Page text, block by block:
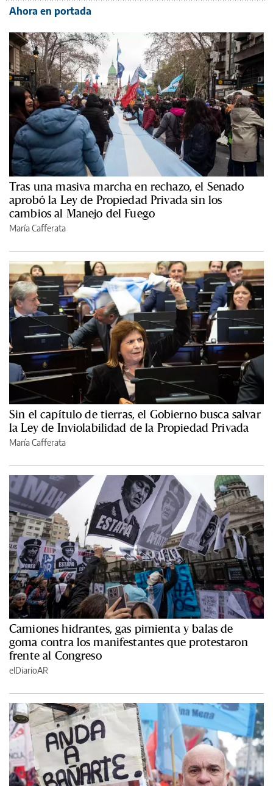
Ahora en portada
Tras una masiva marcha en rechazo, el Senado
aprobó la Ley de Propiedad Privada sin los
cambios al Manejo del Fuego
María Cafferata
Sin el capítulo de tierras, el Gobierno busca salvar
la Ley de Inviolabilidad de la Propiedad Privada
María Cafferata
Camiones hidrantes, gas pimienta y balas de
goma contra los manifestantes que protestaron
frente al Congreso
elDiarioAR